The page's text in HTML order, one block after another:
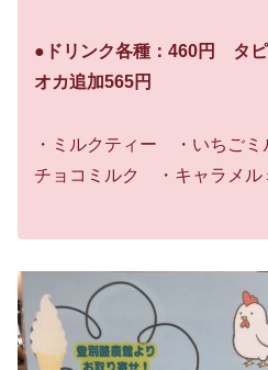
●ドリンク各種：460円
タ
オカ追加565円
・ミルクティー ・いちご
チョコミルク ・キャラメル